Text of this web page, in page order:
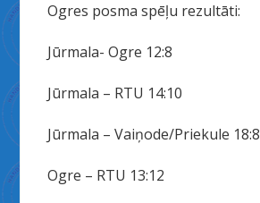
Ogres posma spēļu rezultāti:
Jūrmala- Ogre 12:8
Jūrmala – RTU 14:10
Jūrmala – Vaiņode/Priekule 18:8
Ogre – RTU 13:12